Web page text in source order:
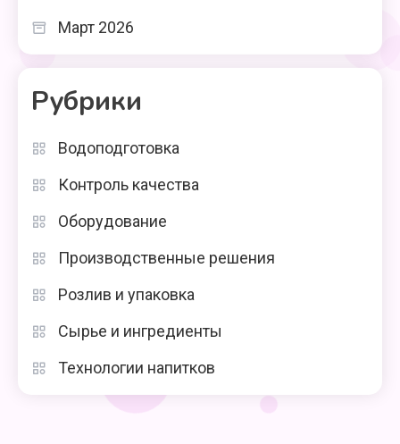
Март 2026
Рубрики
Водоподготовка
Контроль качества
Оборудование
Производственные решения
Розлив и упаковка
Сырье и ингредиенты
Технологии напитков